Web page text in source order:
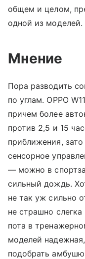
общем и целом,
одной из моделей.
Мнение
Пора разводить
по углам. OPPO
причем более
против 2,5 и 15
приближения,
сенсорное
— можно в
сильный дождь.
не так уж сильно
не страшно
пота в
моделей
подобрать